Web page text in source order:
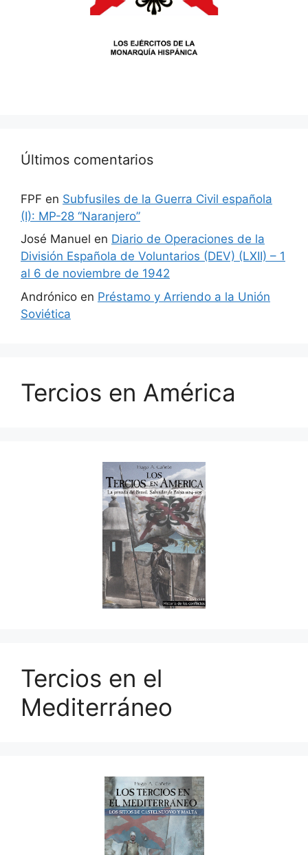
Últimos comentarios
FPF en Subfusiles de la Guerra Civil española
(I): MP-28 “Naranjero”
José Manuel en Diario de Operaciones de la
División Española de Voluntarios (DEV) (LXII) – 1
al 6 de noviembre de 1942
Andrónico en Préstamo y Arriendo a la Unión
Soviética
Tercios en América
Tercios en el
Mediterráneo